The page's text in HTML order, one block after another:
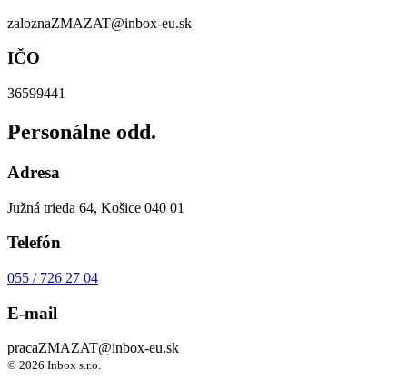
zaloznaZMAZAT@inbox-eu.sk
IČO
36599441
Personálne odd.
Adresa
Južná trieda 64, Košice 040 01
Telefón
055 / 726 27 04
E-mail
pracaZMAZAT@inbox-eu.sk
© 2026 Inbox s.r.o.